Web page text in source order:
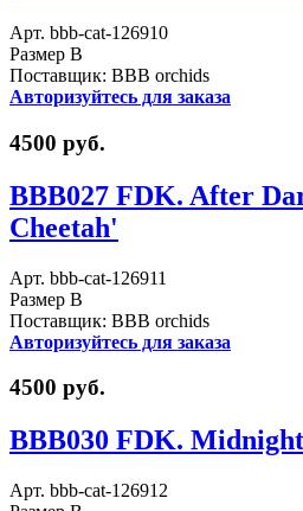
Арт. bbb-cat-126910
Размер B
Поставщик: BBB orchids
Авторизуйтесь для заказа
4500 руб.
BBB027 FDK. After
Cheetah'
Арт. bbb-cat-126911
Размер B
Поставщик: BBB orchids
Авторизуйтесь для заказа
4500 руб.
BBB030 FDK.
Арт. bbb-cat-126912